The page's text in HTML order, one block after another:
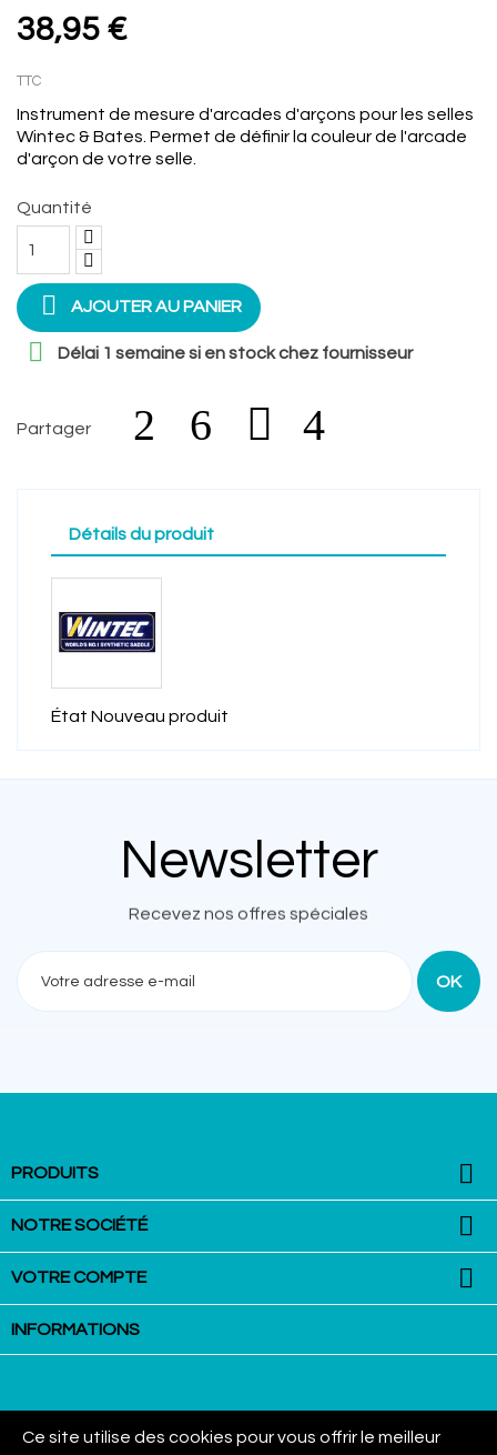
38,95 €
TTC
Instrument de mesure d'arcades d'arçons pour les selles
Wintec & Bates. Permet de définir la couleur de l'arcade
d'arçon de votre selle.
Quantité
 AJOUTER AU PANIER
 Délai 1 semaine si en stock chez fournisseur
Partager
Détails du produit
État Nouveau produit
Newsletter
Recevez nos offres spéciales
PRODUITS 
NOTRE SOCIÉTÉ 
VOTRE COMPTE 
INFORMATIONS
La Martingale - Equestrian Equipment : VAN AUBEL Group SPRL - Rue
Ce site utilise des cookies pour vous offrir le meilleur